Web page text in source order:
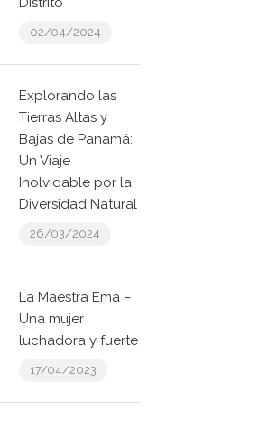
02/04/2024
Explorando las
Tierras Altas y
Bajas de Panamá:
Un Viaje
Inolvidable por la
Diversidad Natural
26/03/2024
La Maestra Ema –
Una mujer
luchadora y fuerte
17/04/2023